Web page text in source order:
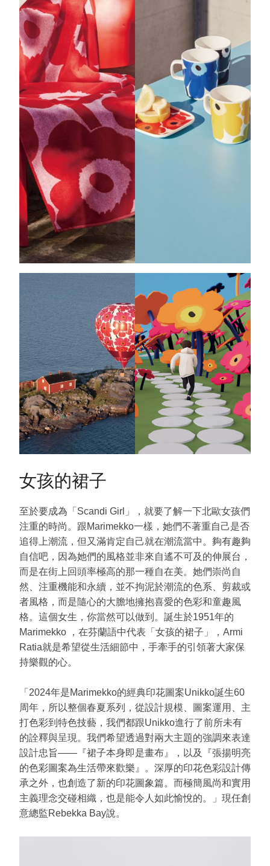
女孩的裙子
至於要成為「Scandi Girl」，就要了解一下北歐女孩們
注重的時尚。跟Marimekko一樣，她們不著重自己是否
追得上潮流，但又滿肯定自己就在潮流當中。夠有趣夠
自信吧，因為她們的風格並非來自遙不可及的伸展台，
而是在街上回頭率極高的那一種自在美。她們崇尚自
然、注重機能和永續，並不拘泥於潮流的色系、剪裁或
者風格，而是隨心的大膽地擁抱喜愛的色彩和童趣風
格。這個女生，你當然可以做到。誕生於1951年的
Marimekko ，在芬蘭語中代表「女孩的裙子」，Armi
Ratia就是希望從生活細節中，手牽手的引領著大家保
持樂觀的心。
「2024年是Marimekko的經典印花圖案Unikko誕生60
周年，所以整個春夏系列，從設計規模、圖案運用、主
打色彩到特色技藝，我們都跟Unikko進行了前所未有
的詮釋與呈現。我們希望透過對兩大主題的強調來表達
設計忠旨——『裙子本身即是畫布』，以及『張揚明亮
的色彩圖案為生活帶來歡樂』。深厚的印花色彩設計傳
承之外，也創造了新的印花圖象篇。而極簡風尚和實用
主義理念交碰相織，也是能令人如此愉悅的。」現任創
意總監Rebekka Bay說。